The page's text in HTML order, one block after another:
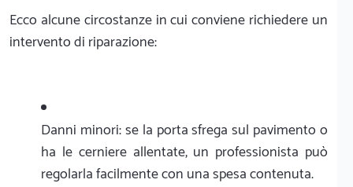
Ecco alcune circostanze in cui conviene richiedere un
intervento di riparazione:
Danni minori: se la porta sfrega sul pavimento o
ha le cerniere allentate, un professionista può
regolarla facilmente con una spesa contenuta.